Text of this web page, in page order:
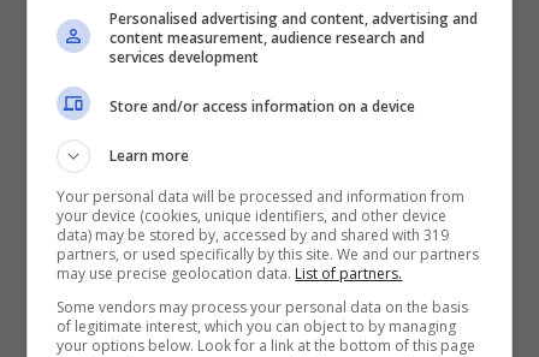
Castello del Valentino, soprannominata
anche “la Varsailles di Torino” per
l’indubbia somiglianza. Tra i posti
bellissimi della città c’è anche
Cappuccini, tra i più romantici e tipici,
dove poter ammirare il paesaggio.
Personalised advertising and content, advertising and
content measurement, audience research and
services development
Store and/or access information on a device
Learn more
Your personal data will be processed and information from
your device (cookies, unique identifiers, and other device
data) may be stored by, accessed by and shared with 319
partners, or used specifically by this site. We and our partners
may use precise geolocation data. List of partners.
Some vendors may process your personal data on the basis
of legitimate interest, which you can object to by managing
your options below. Look for a link at the bottom of this page